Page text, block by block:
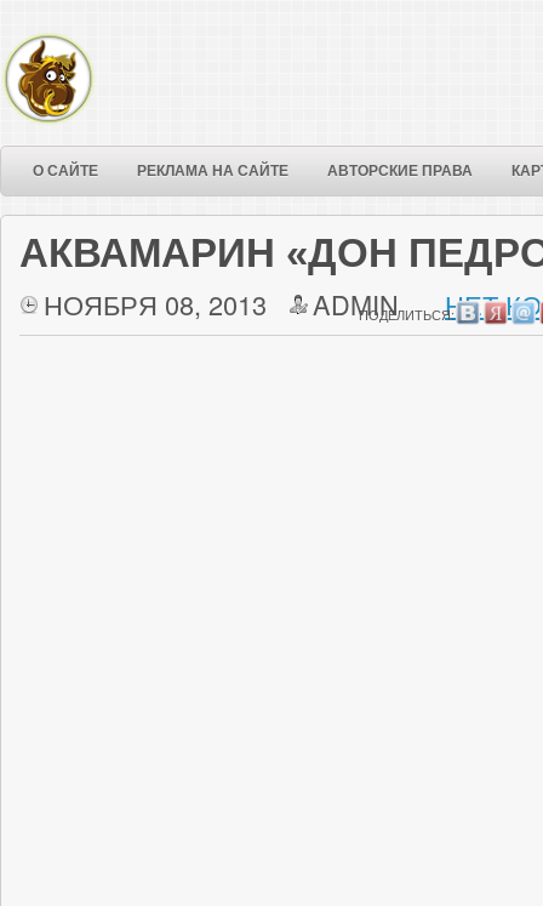
О САЙТЕ РЕКЛАМА НА САЙТЕ АВТОРСКИЕ ПРАВА
AКВАМАРИН «ДОН
НОЯБРЯ 08, 2013 ADMIN НЕТ
ПОДЕЛИТЬСЯ: